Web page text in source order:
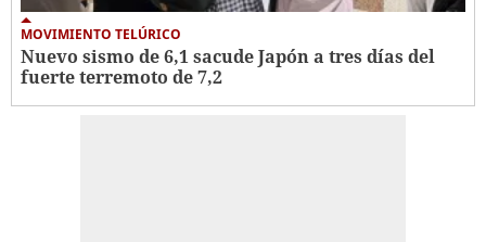
MOVIMIENTO TELÚRICO
Nuevo sismo de 6,1 sacude Japón a tres días del
fuerte terremoto de 7,2